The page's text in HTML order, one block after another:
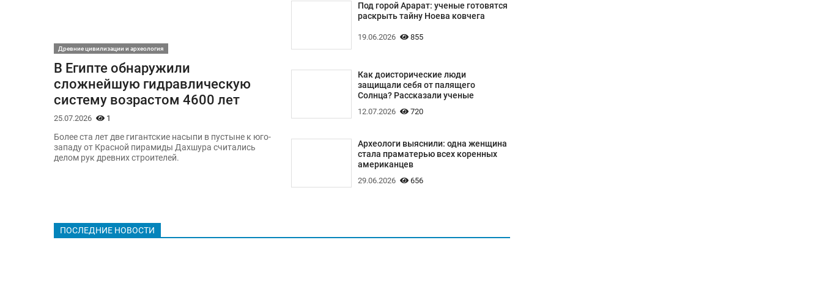
Древние цивилизации и археология
В Египте обнаружили
сложнейшую гидравлическую
систему возрастом 4600 лет
25.07.2026 1
Более ста лет две гигантские насыпи в пустыне к юго-
западу от Красной пирамиды Дахшура считались
делом рук древних строителей.
Под горой Арарат: ученые готовятся
раскрыть тайну Ноева ковчега
19.06.2026 855
Как доисторические люди
защищали себя от палящего
Солнца? Рассказали ученые
12.07.2026 720
Археологи выяснили: одна женщина
стала праматерью всех коренных
американцев
29.06.2026 656
ПОСЛЕДНИЕ НОВОСТИ